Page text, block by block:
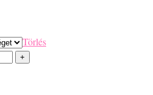
Törlés